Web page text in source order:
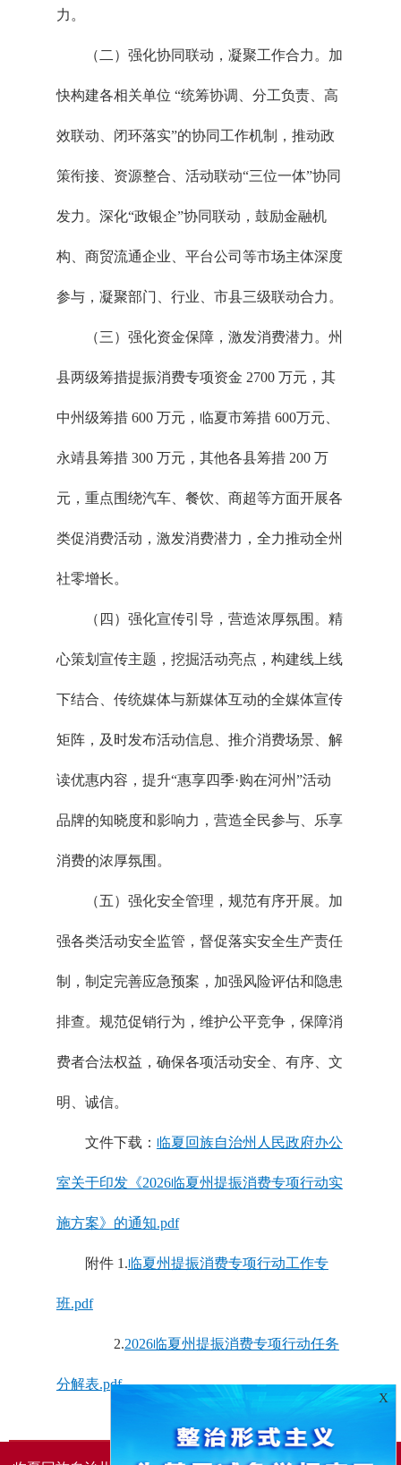
力。
（二）强化协同联动，凝聚工作合力。加
快构建各相关单位 “统筹协调、分工负责、高
效联动、闭环落实”的协同工作机制，推动政
策衔接、资源整合、活动联动“三位一体”协同
发力。深化“政银企”协同联动，鼓励金融机
构、商贸流通企业、平台公司等市场主体深度
参与，凝聚部门、行业、市县三级联动合力。
（三）强化资金保障，激发消费潜力。州
县两级筹措提振消费专项资金 2700 万元，其
中州级筹措 600 万元，临夏市筹措 600万元、
永靖县筹措 300 万元，其他各县筹措 200 万
元，重点围绕汽车、餐饮、商超等方面开展各
类促消费活动，激发消费潜力，全力推动全州
社零增长。
（四）强化宣传引导，营造浓厚氛围。精
心策划宣传主题，挖掘活动亮点，构建线上线
下结合、传统媒体与新媒体互动的全媒体宣传
矩阵，及时发布活动信息、推介消费场景、解
读优惠内容，提升“惠享四季·购在河州”活动
品牌的知晓度和影响力，营造全民参与、乐享
消费的浓厚氛围。
（五）强化安全管理，规范有序开展。加
强各类活动安全监管，督促落实安全生产责任
制，制定完善应急预案，加强风险评估和隐患
排查。规范促销行为，维护公平竞争，保障消
费者合法权益，确保各项活动安全、有序、文
明、诚信。
文件下载： 临夏回族自治州人民政府办公
室关于印发《2026临夏州提振消费专项行动实
施方案》的通知.pdf
附件 1.临夏州提振消费专项行动工作专
班.pdf
2.2026临夏州提振消费专项行动任务
分解表.pdf
X